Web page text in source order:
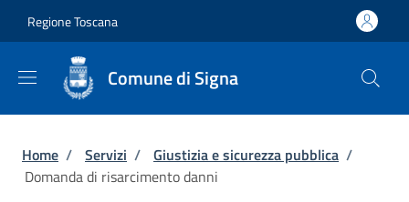
Regione Toscana
Comune di Signa
Briciole di pane
Home / Servizi / Giustizia e sicurezza pubblica /
Domanda di risarcimento danni